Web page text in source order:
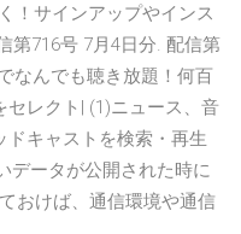
！サインアップやインス
第716号 7月4日分. 配信第
なんでも聴き放題！何百
セレクト| (1)ニュース、音
キャストを検索・再生
データが公開された時に
おけば、通信環境や通信